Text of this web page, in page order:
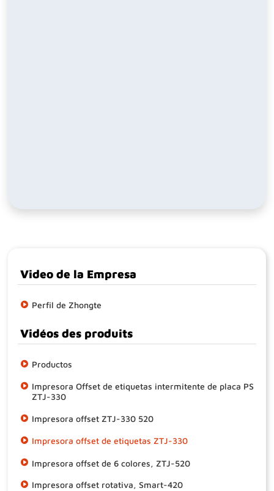
Video de la Empresa
Perfil de Zhongte
Vidéos des produits
Productos
Impresora Offset de etiquetas intermitente de placa PS
ZTJ-330
Impresora offset ZTJ-330 520
Impresora offset de etiquetas ZTJ-330
Impresora offset de 6 colores, ZTJ-520
Impresora offset rotativa, Smart-420